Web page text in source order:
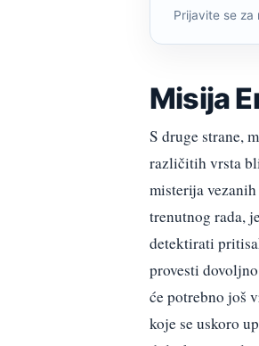
Prijavite se za
Misija
S druge strane,
različitih vrsta
misterija
trenutnog rada,
detektirati
provesti
će potrebno još
koje se uskoro